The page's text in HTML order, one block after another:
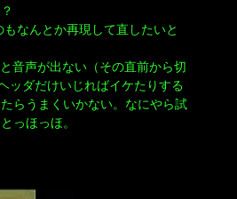
なんとか再現して直したいと
音声が出ない（その直前から切
ッダだけいじればイケたりする
らうまくいかない。なにやら試
っほっほ。